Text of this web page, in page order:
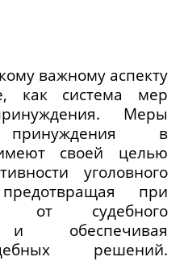
важному аспекту
как система мер
Меры
принуждения в
своей целью
уголовного
предотвращая при
от судебного
и обеспечивая
решений.